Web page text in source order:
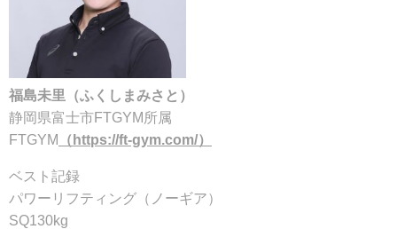
福島未里（ふくしまみさと）
静岡県富士市FTGYM所属
FTGYM
（https://ft-gym.com/）
ベスト記録
パワーリフティング（ノーギア）
SQ130kg